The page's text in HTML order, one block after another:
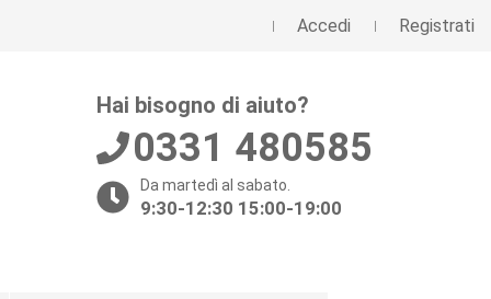
Accedi Registrati
Hai bisogno di aiuto?
0331 480585
Da martedì al sabato.
9:30-12:30 15:00-19:00